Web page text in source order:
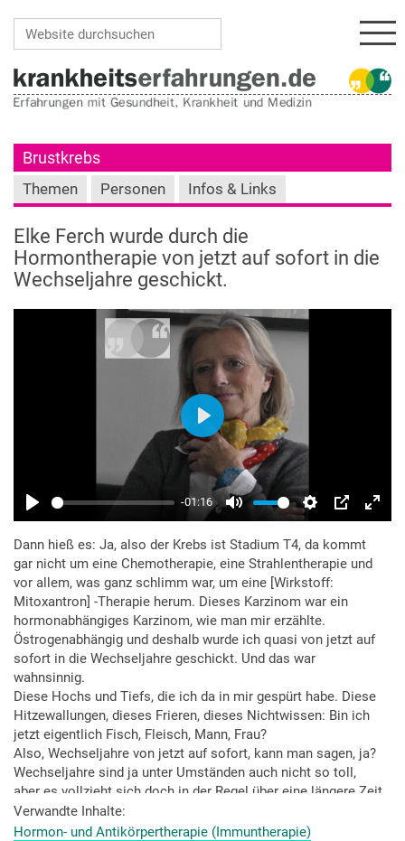
Brustkrebs
Themen Personen Infos & Links
Elke Ferch wurde durch die
Hormontherapie von jetzt auf sofort in die
Wechseljahre geschickt.
Dann hieß es: Ja, also der Krebs ist Stadium T4, da kommt
gar nicht um eine Chemotherapie, eine Strahlentherapie und
vor allem, was ganz schlimm war, um eine [Wirkstoff:
Mitoxantron] -Therapie herum. Dieses Karzinom war ein
hormonabhängiges Karzinom, wie man mir erzählte.
Östrogenabhängig und deshalb wurde ich quasi von jetzt auf
sofort in die Wechseljahre geschickt. Und das war
wahnsinnig.
Diese Hochs und Tiefs, die ich da in mir gespürt habe. Diese
Hitzewallungen, dieses Frieren, dieses Nichtwissen: Bin ich
jetzt eigentlich Fisch, Fleisch, Mann, Frau?
Also, Wechseljahre von jetzt auf sofort, kann man sagen, ja?
Wechseljahre sind ja unter Umständen auch nicht so toll,
aber es vollzieht sich doch in der Regel über eine längere Zeit
und das war von jetzt auf sofort. Das war ganz schlimm. Ich
musste mich nachts zwei Mal umziehen, weil ich nass war.
Verwandte Inhalte
Hormon- und Antikörpertherapie (Immuntherapie)